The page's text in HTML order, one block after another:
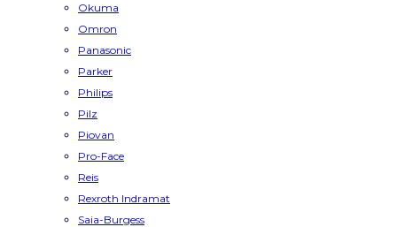
Okuma
Omron
Panasonic
Parker
Philips
Pilz
Piovan
Pro-Face
Reis
Rexroth Indramat
Saia-Burgess